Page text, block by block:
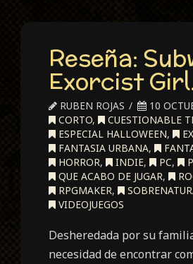
Reseña:
Exorcist
RUBEN ROJAS
10
CORTO, CUESTIONABLE
ESPECIAL HALLOWEEN,
FANTASIA URBANA,
HORROR, INDIE, PC,
QUE ACABO DE JUGAR,
RPGMAKER,
VIDEOJUEGOS
Desheredada por su
necesidad de encontrar